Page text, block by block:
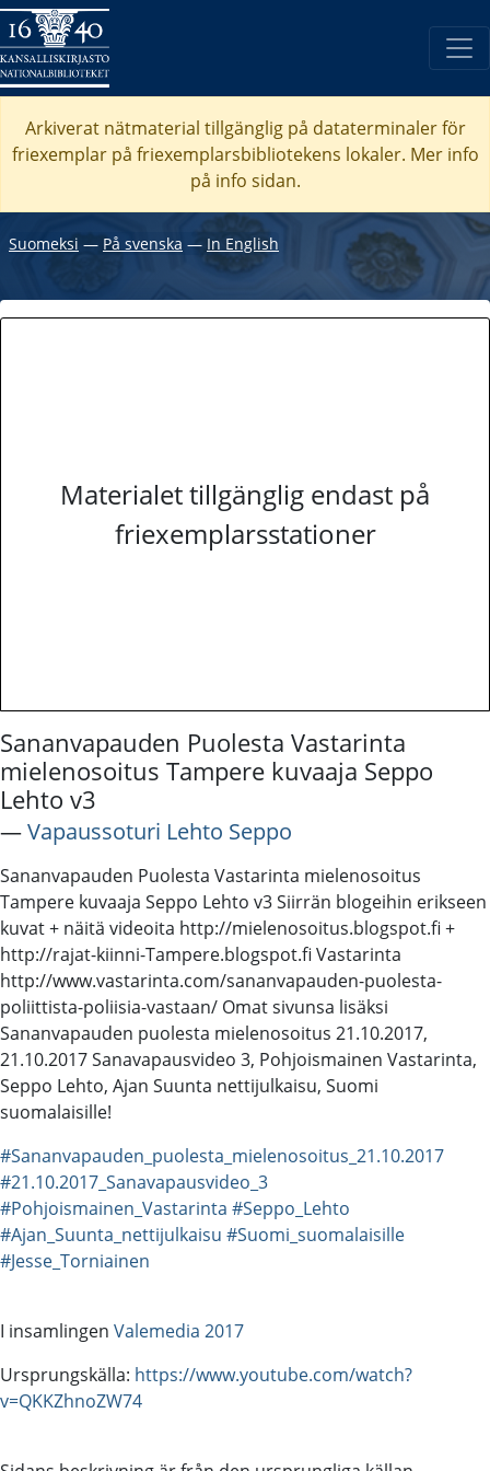
Arkiverat nätmaterial tillgänglig på dataterminaler för
friexemplar på friexemplarsbibliotekens lokaler. Mer info
på info sidan.
Suomeksi ― På svenska ― In English
Materialet tillgänglig endast på
friexemplarsstationer
Sananvapauden Puolesta Vastarinta
mielenosoitus Tampere kuvaaja Seppo
Lehto v3
―Vapaussoturi Lehto Seppo
Sananvapauden Puolesta Vastarinta mielenosoitus
Tampere kuvaaja Seppo Lehto v3 Siirrän blogeihin erikseen
kuvat + näitä videoita http://mielenosoitus.blogspot.fi +
http://rajat-kiinni-Tampere.blogspot.fi Vastarinta
http://www.vastarinta.com/sananvapauden-puolesta-
poliittista-poliisia-vastaan/ Omat sivunsa lisäksi
Sananvapauden puolesta mielenosoitus 21.10.2017,
21.10.2017 Sanavapausvideo 3, Pohjoismainen Vastarinta,
Seppo Lehto, Ajan Suunta nettijulkaisu, Suomi
suomalaisille!
#Sananvapauden_puolesta_mielenosoitus_21.10.2017
#21.10.2017_Sanavapausvideo_3
#Pohjoismainen_Vastarinta #Seppo_Lehto
#Ajan_Suunta_nettijulkaisu #Suomi_suomalaisille
#Jesse_Torniainen
I insamlingen Valemedia 2017
Ursprungskälla: https://www.youtube.com/watch?
v=QKKZhnoZW74